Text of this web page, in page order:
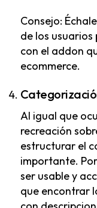
Consejo:
de los
con el addon
ecommerce.
Al igual que
recreación
estructurar el
importante.
ser usable y
que encontrar